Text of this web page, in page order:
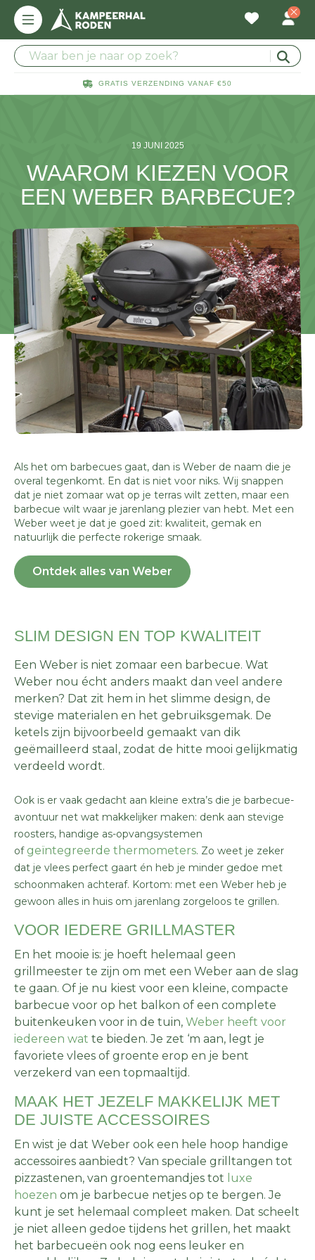
GRATIS VERZENDING VANAF €50
19 JUNI 2025
WAAROM KIEZEN VOOR
EEN WEBER BARBECUE?
Als het om barbecues gaat, dan is Weber de naam die je
overal tegenkomt. En dat is niet voor niks. Wij snappen
dat je niet zomaar wat op je terras wilt zetten, maar een
barbecue wilt waar je jarenlang plezier van hebt. Met een
Weber weet je dat je goed zit: kwaliteit, gemak en
natuurlijk die perfecte rokerige smaak.
Ontdek alles van Weber
SLIM DESIGN EN TOP KWALITEIT
Een Weber is niet zomaar een barbecue. Wat
Weber nou écht anders maakt dan veel andere
merken? Dat zit hem in het slimme design, de
stevige materialen en het gebruiksgemak. De
ketels zijn bijvoorbeeld gemaakt van dik
geëmailleerd staal, zodat de hitte mooi gelijkmatig
verdeeld wordt.
Ook is er vaak gedacht aan kleine extra’s die je barbecue-
avontuur net wat makkelijker maken: denk aan stevige
roosters, handige as-opvangsystemen
of geïntegreerde thermometers. Zo weet je zeker
dat je vlees perfect gaart én heb je minder gedoe met
schoonmaken achteraf. Kortom: met een Weber heb je
gewoon alles in huis om jarenlang zorgeloos te grillen.
VOOR IEDERE GRILLMASTER
En het mooie is: je hoeft helemaal geen
grillmeester te zijn om met een Weber aan de slag
te gaan. Of je nu kiest voor een kleine, compacte
barbecue voor op het balkon of een complete
buitenkeuken voor in de tuin, Weber heeft voor
iedereen wat te bieden. Je zet ‘m aan, legt je
favoriete vlees of groente erop en je bent
verzekerd van een topmaaltijd.
MAAK HET JEZELF MAKKELIJK MET
DE JUISTE ACCESSOIRES
En wist je dat Weber ook een hele hoop handige
accessoires aanbiedt? Van speciale grilltangen tot
pizzastenen, van groentemandjes tot luxe
hoezen om je barbecue netjes op te bergen. Je
kunt je set helemaal compleet maken. Dat scheelt
je niet alleen gedoe tijdens het grillen, het maakt
het barbecueën ook nog eens leuker en